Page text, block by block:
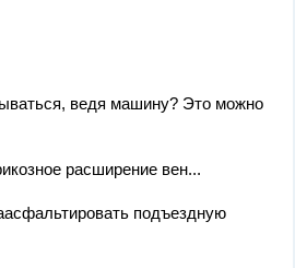
ведя машину? Это можно
расширение вен...
подъездную